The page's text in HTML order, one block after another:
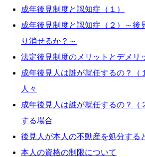
成年後見制度と認知症（１）
成年後見制度と認知症（２）～後
り消せるか？～
法定後見制度のメリットとデメリ
成年後見人は誰が就任するの？（
人々
成年後見人は誰が就任するの？（
する場合
後見人が本人の不動産を処分する
本人の資格の制限について